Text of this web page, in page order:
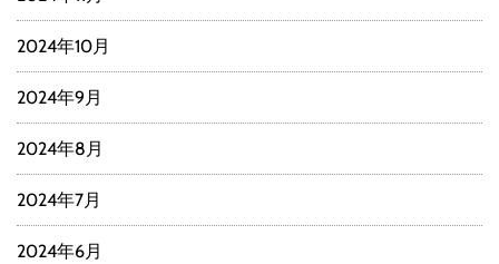
2024年10月
2024年9月
2024年8月
2024年7月
2024年6月